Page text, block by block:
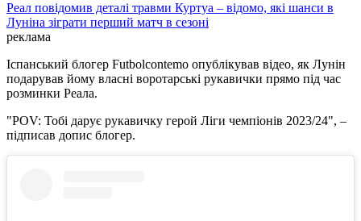
Реал повідомив деталі травми Куртуа – відомо, які шанси в
Луніна зіграти перший матч в сезоні
реклама
Іспанський блогер Futbolcontemo опублікував відео, як Лунін
подарував йому власні воротарські рукавички прямо під час
розминки Реала.
"POV: Тобі дарує рукавичку герой Ліги чемпіонів 2023/24", –
підписав допис блогер.